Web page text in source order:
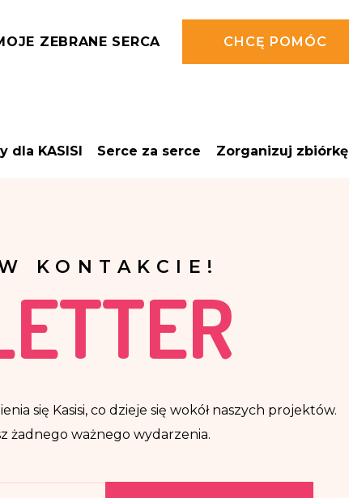
ZEBRANE SERCA CHCĘ POMÓC
dla KASISI Serce za serce Zorganizuj zbiórkę
KONTAKCIE!
się Kasisi, co dzieje się wokół naszych projektów.
żadnego ważnego wydarzenia.